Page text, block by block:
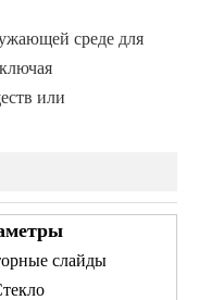
среде для
или
слайды